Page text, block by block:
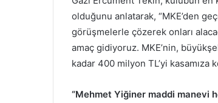
olduğunu anlatarak, “MKE’den
görüşmelerle çözerek onları
amaç gidiyoruz. MKE’nin,
kadar 400 milyon TL’yi kasamıza
“Mehmet Yiğiner maddi manevi